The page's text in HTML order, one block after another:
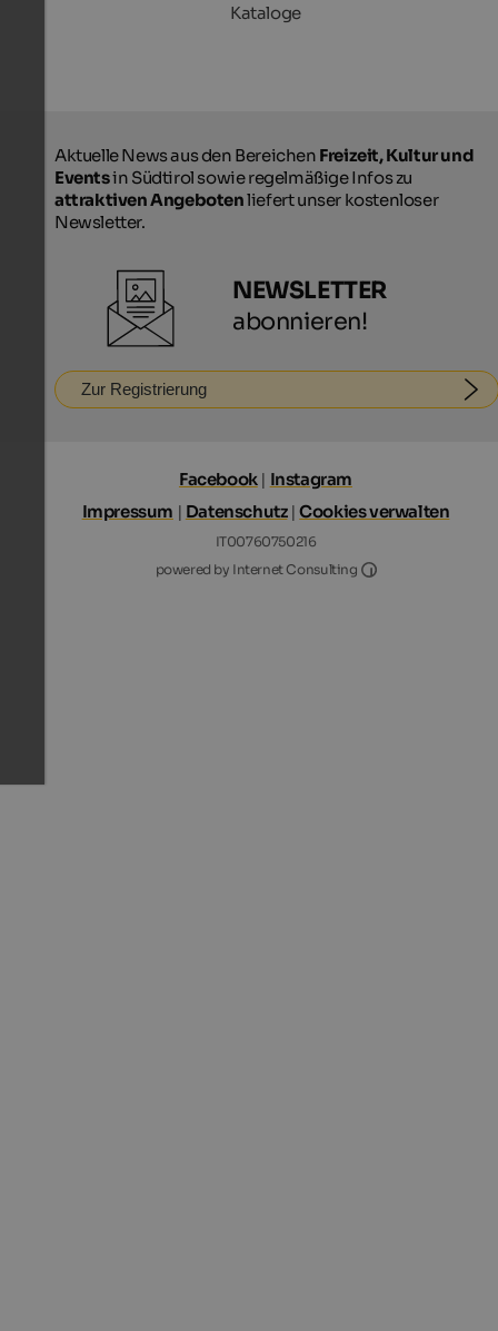
Kataloge
Aktuelle News aus den Bereichen Freizeit, Kultur und
Eventsin Südtirol sowie regelmäßige Infos zu
attraktiven Angebotenliefert unser kostenloser
Newsletter.
NEWSLETTER
abonnieren!
Zur Registrierung
Facebook| Instagram
Impressum | Datenschutz|Cookies verwalten
IT00760750216
powered by Internet Consulting
Internet